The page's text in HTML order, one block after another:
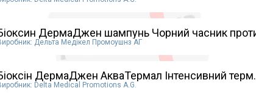
ДермаДжен шампунь Чорний часник
Дельта Медікел Промоушнз АГ
ДермаДжен АкваТермал Інтенсивний
Delta Medical Promotions A.G.